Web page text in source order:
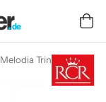
Melodia Trinkglas